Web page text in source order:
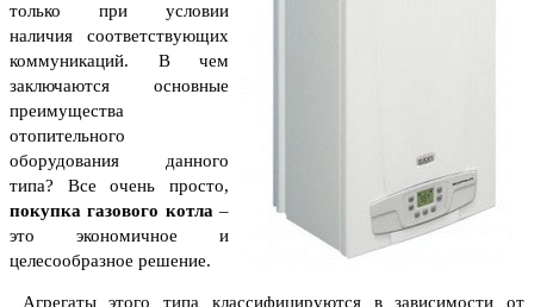
только при условии
наличия соответствующих
коммуникаций. В чем
заключаются основные
преимущества
отопительного
оборудования данного
типа? Все очень просто,
покупка газового котла–
это экономичное и
целесообразное решение.
Агрегаты этого типа классифицируются в зависимости от